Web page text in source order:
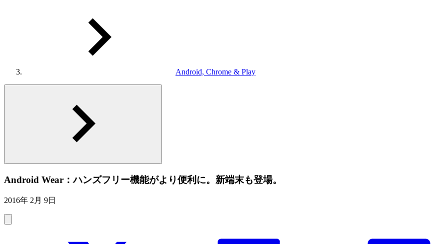
Android, Chrome & Play
Android Wear：ハンズフリー機能がより便利に。新端末も登場。
2016年 2月 9日